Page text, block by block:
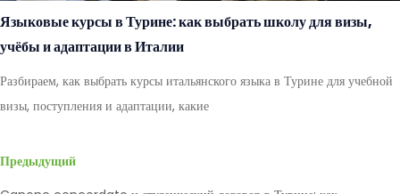
Языковые курсы в Турине: как выбрать школу для визы,
учёбы и адаптации в Италии
Разбираем, как выбрать курсы итальянского языка в Турине для учебной
визы, поступления и адаптации, какие
Предыдущий